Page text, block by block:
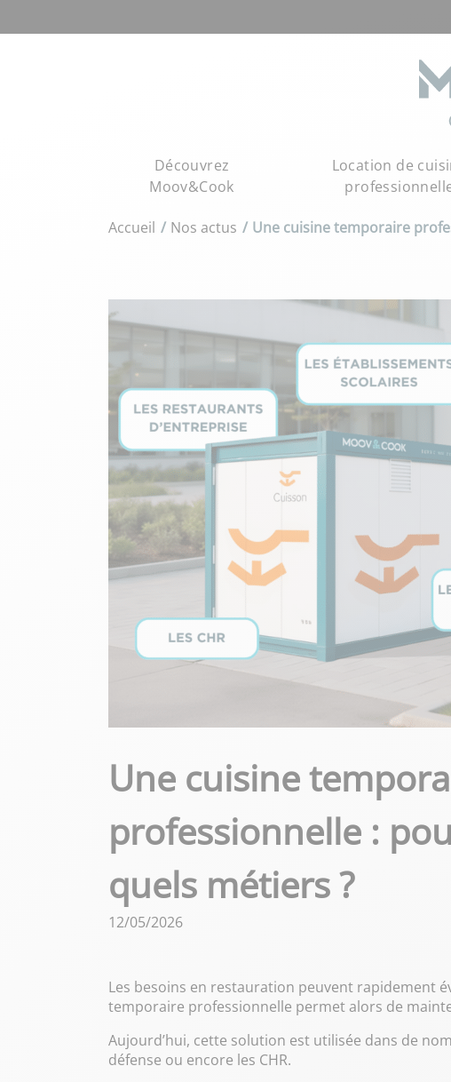
Découvrez
Moov&Cook
Location de
Accueil Nos actus Une cuisine temporaire
Une cuisine
professionnelle :
quels métiers ?
12/05/2026
Les besoins en restauration peuvent rapidement
temporaire professionnelle permet alors de
Aujourd’hui, cette solution est utilisée dans de
défense ou encore les CHR.